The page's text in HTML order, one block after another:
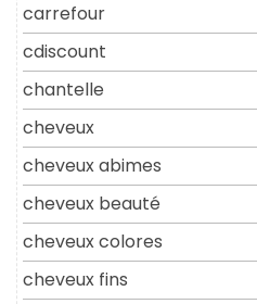
carrefour
cdiscount
chantelle
cheveux
cheveux abimes
cheveux beauté
cheveux colores
cheveux fins